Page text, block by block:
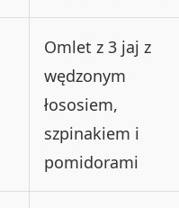
Omlet z 3 jaj z
wędzonym
łososiem,
szpinakiem i
pomidorami